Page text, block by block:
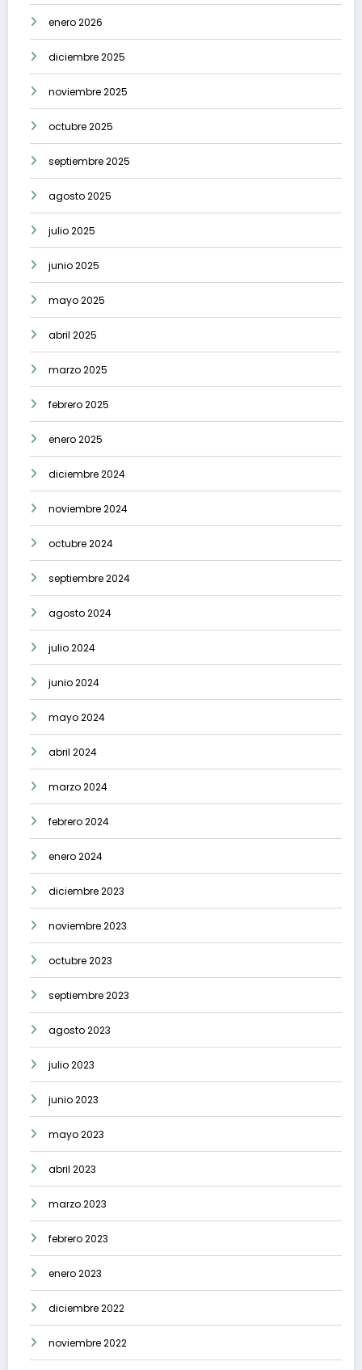
enero 2026
diciembre 2025
noviembre 2025
octubre 2025
septiembre 2025
agosto 2025
julio 2025
junio 2025
mayo 2025
abril 2025
marzo 2025
febrero 2025
enero 2025
diciembre 2024
noviembre 2024
octubre 2024
septiembre 2024
agosto 2024
julio 2024
junio 2024
mayo 2024
abril 2024
marzo 2024
febrero 2024
enero 2024
diciembre 2023
noviembre 2023
octubre 2023
septiembre 2023
agosto 2023
julio 2023
junio 2023
mayo 2023
abril 2023
marzo 2023
febrero 2023
enero 2023
diciembre 2022
noviembre 2022